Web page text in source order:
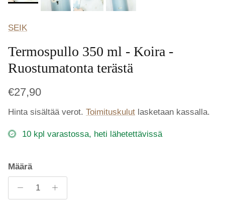
SEIK
Termospullo 350 ml - Koira -
Ruostumatonta terästä
€27,90
Hinta sisältää verot. Toimituskulut lasketaan kassalla.
10 kpl varastossa, heti lähetettävissä
Määrä